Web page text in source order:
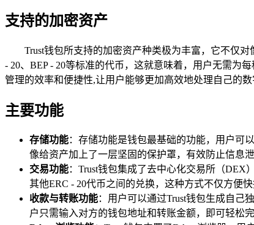
支持的加密资产
Trust钱包所支持的加密资产种类极为丰富，它不仅
- 20、BEP - 20等标准的代币，这就意味着，用户无需为
管理的效率和便捷性,让用户能够更加高效地处理自己的数
主要功能
存储功能：存储功能是钱包最基础的功能，用户可
像给资产加上了一层坚固的保护罩，有效防止信息
交易功能：Trust钱包集成了去中心化交易所（
其他ERC - 20代币之间的兑换，这种方式不仅方便
收款与转账功能：用户可以通过Trust钱包生成自己
户只需输入对方的钱包地址和转账金额，即可轻松